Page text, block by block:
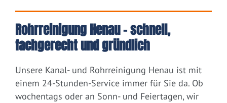
Rohrreinigung Henau – schnell,
fachgerecht und gründlich
Unsere Kanal- und Rohrreinigung Henau ist mit
einem 24-Stunden-Service immer für Sie da. Ob
wochentags oder an Sonn- und Feiertagen, wir